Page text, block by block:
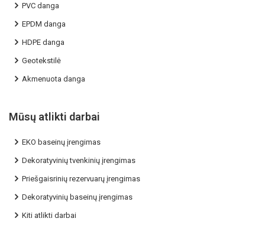
PVC danga
EPDM danga
HDPE danga
Geotekstilė
Akmenuota danga
Mūsų atlikti darbai
EKO baseinų įrengimas
Dekoratyvinių tvenkinių įrengimas
Priešgaisrinių rezervuarų įrengimas
Dekoratyvinių baseinų įrengimas
Kiti atlikti darbai